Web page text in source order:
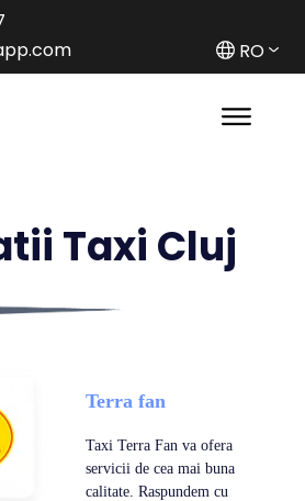
RO
Taxi Cluj
Terra fan
Taxi Terra Fan va ofera
servicii de cea mai buna
calitate. Raspundem cu